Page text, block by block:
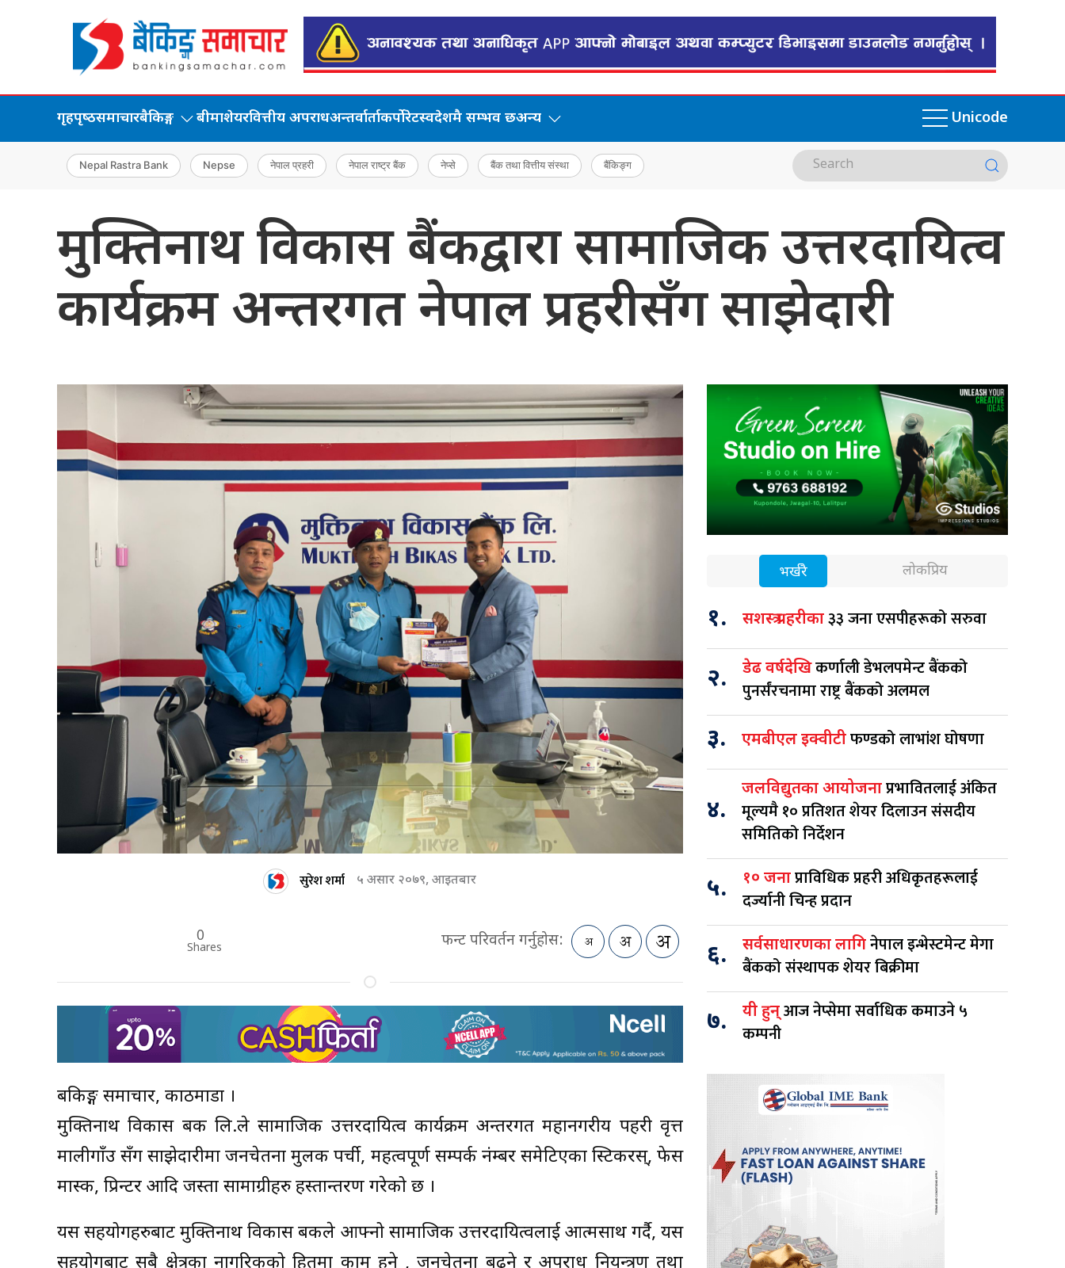
गृहपृष्‍ठसमाचारबैकिङ्ग बीमाशेयरवित्तीय अपराधअन्तर्वार्ताकर्पोरेटस्वदेशमै सम्भव छअन्य Unicode
Nepal Rastra Bank Nepse नेपाल प्रहरी नेपाल राष्ट्र बैंक नेप्से बैंक तथा वित्तीय संस्था बैंकिङ्ग
मुक्तिनाथ विकास बैंकद्वारा सामाजिक उत्तरदायित्व
कार्यक्रम अन्तरगत नेपाल प्रहरीसँग साझेदारी
सुरेश शर्मा ५ असार २०७९, आइतबार
0
Shares फन्ट परिवर्तन गर्नुहोस:
बैंकिङ्ग समाचार, काठमाडौं ।
मुक्तिनाथ विकास बैंक लि.ले सामाजिक उत्तरदायित्व कार्यक्रम अन्तरगत महानगरीय पहरी वृत्त
मालीगाँउ सँग साझेदारीमा जनचेतना मुलक पर्ची, महत्वपूर्ण सम्पर्क नंम्बर समेटिएका स्टिकरस्, फेस
मास्क, प्रिन्टर आदि जस्ता सामाग्रीहरु हस्तान्तरण गरेको छ ।
यस सहयोगहरुबाट मुक्तिनाथ विकास बैंकले आफ्नो सामाजिक उत्तरदायित्वलाई आत्मसाथ गर्दै, यस
भर्खरै लोकप्रिय
१. सशस्त्र प्रहरीका३३ जना एसपीहरूको सरुवा
२. डेढ वर्षदेखिकर्णाली डेभलपमेन्ट बैंकको
पुनर्संरचनामा राष्ट्र बैंकको अलमल
३. एमबीएल इक्वीटीफण्डको लाभांश घोषणा
४.
जलविद्युतका आयोजनाप्रभावितलाई अंकित
मूल्यमै १० प्रतिशत शेयर दिलाउन संसदीय
समितिको निर्देशन
५. १० जनाप्राविधिक प्रहरी अधिकृतहरूलाई
दर्ज्यानी चिन्ह प्रदान
६. सर्वसाधारणका लागिनेपाल इन्भेस्टमेन्ट मेगा
बैंकको संस्थापक शेयर बिक्रीमा
७. यी हुन्आज नेप्सेमा सर्वाधिक कमाउने ५
कम्पनी